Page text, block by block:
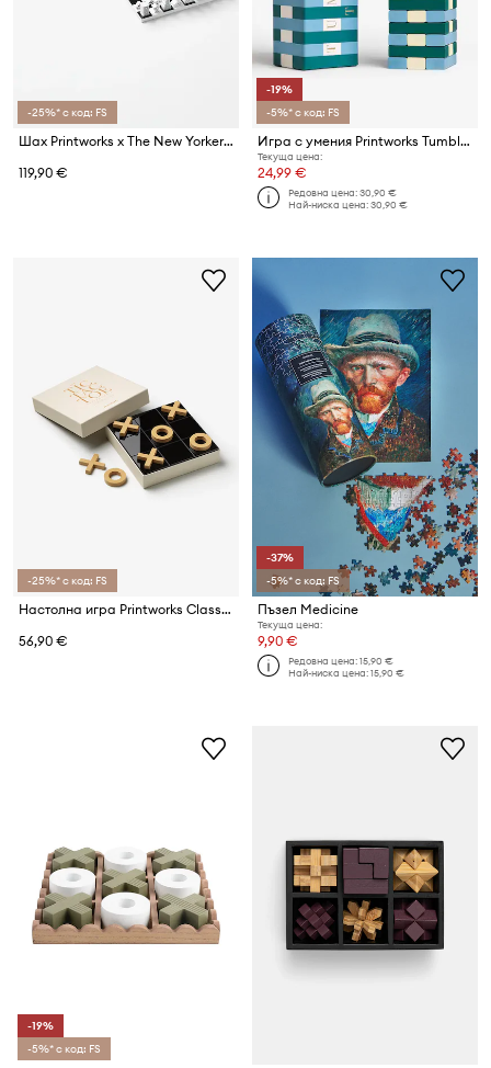
-25%* с код: FS
Шах Printworks x The New Yorker 35 x 35 cm
119,90 €
-19%
-5%* с код: FS
Игра с умения Printworks Tumbling Towers 28,5 × 8,5 × 8 cm
Текуща цена:
24,99 €
Редовна цена:30,90 €
Най-ниска цена:30,90 €
-25%* с код: FS
Настолна игра Printworks Classic Tic Tac Toe 20 x 20 x4 cm
56,90 €
-37%
-5%* с код: FS
Пъзел Medicine
Текуща цена:
9,90 €
Редовна цена:15,90 €
Най-ниска цена:15,90 €
-19%
-5%* с код: FS